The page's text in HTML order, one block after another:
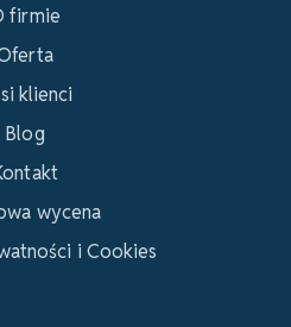
firmie
klienci
Blog
wycena
i Cookies